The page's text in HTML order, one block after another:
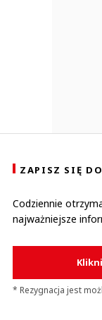
ZAPISZ SIĘ
Codziennie
najważniejsze
* Rezygnacja jest